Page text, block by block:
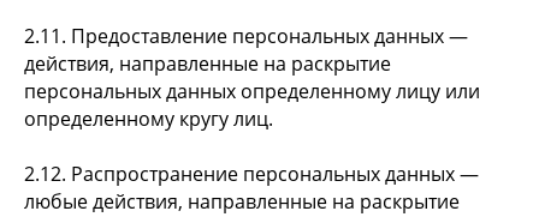
2.11. Предоставление персональных данных —
действия, направленные на раскрытие
персональных данных определенному лицу или
определенному кругу лиц.
2.12. Распространение персональных данных —
любые действия, направленные на раскрытие